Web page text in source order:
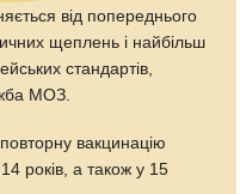
від попереднього
щеплень і найбільш
стандартів,
МОЗ.
повторну вакцинацію
років, а також у 15